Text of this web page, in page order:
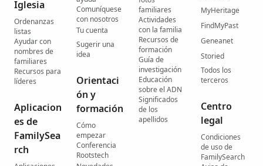
Iglesia
Ordenanzas
listas
Ayudar con
nombres de
familiares
Recursos para
líderes
Aplicacion
es de
FamilySea
rch
Comuníquese
con nosotros
Tu cuenta
Sugerir una
idea
Orientaci
ón y
formación
Cómo
empezar
Conferencia
Rootstech
familiares
Actividades
con la familia
Recursos de
formación
Guía de
investigación
Educación
sobre el ADN
Significados
de los
apellidos
MyHeritage
FindMyPast
Geneanet
Storied
Todos los
terceros
Centro
legal
Condiciones
de uso de
FamilySearch